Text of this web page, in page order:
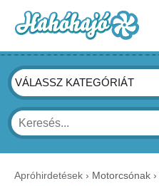
VÁLASSZ KATEGÓRIÁT
Apróhirdetések Motorcsónak